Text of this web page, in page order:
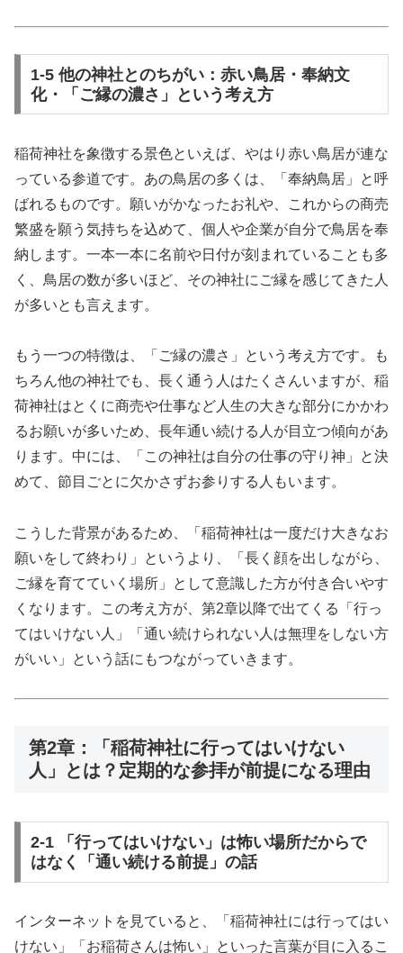
1-5 他の神社とのちがい：赤い鳥居・奉納文
化・「ご縁の濃さ」という考え方
稲荷神社を象徴する景色といえば、やはり赤い鳥居が連な
っている参道です。あの鳥居の多くは、「奉納鳥居」と呼
ばれるものです。願いがかなったお礼や、これからの商売
繁盛を願う気持ちを込めて、個人や企業が自分で鳥居を奉
納します。一本一本に名前や日付が刻まれていることも多
く、鳥居の数が多いほど、その神社にご縁を感じてきた人
が多いとも言えます。
もう一つの特徴は、「ご縁の濃さ」という考え方です。も
ちろん他の神社でも、長く通う人はたくさんいますが、稲
荷神社はとくに商売や仕事など人生の大きな部分にかかわ
るお願いが多いため、長年通い続ける人が目立つ傾向があ
ります。中には、「この神社は自分の仕事の守り神」と決
めて、節目ごとに欠かさずお参りする人もいます。
こうした背景があるため、「稲荷神社は一度だけ大きなお
願いをして終わり」というより、「長く顔を出しながら、
ご縁を育てていく場所」として意識した方が付き合いやす
くなります。この考え方が、第2章以降で出てくる「行っ
てはいけない人」「通い続けられない人は無理をしない方
がいい」という話にもつながっていきます。
第2章：「稲荷神社に行ってはいけない
人」とは？定期的な参拝が前提になる理由
2-1 「行ってはいけない」は怖い場所だからで
はなく「通い続ける前提」の話
インターネットを見ていると、「稲荷神社には行ってはい
けない」「お稲荷さんは怖い」といった言葉が目に入るこ